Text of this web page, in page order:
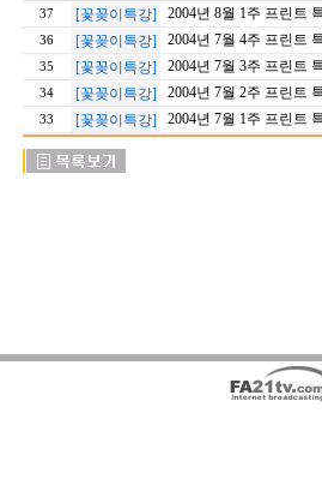
37 [꽃꽂이특강] 2004년 8월 1주 프린트
36 [꽃꽂이특강] 2004년 7월 4주 프린트
35 [꽃꽂이특강] 2004년 7월 3주 프린트
34 [꽃꽂이특강] 2004년 7월 2주 프린트
33 [꽃꽂이특강] 2004년 7월 1주 프린트